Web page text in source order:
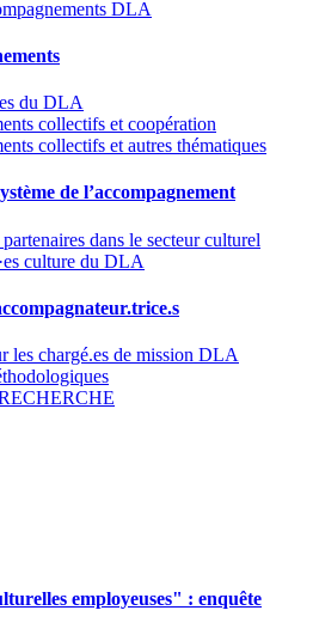
DLA
du DLA
collectifs et coopération
collectifs et autres thématiques
de l’accompagnement
dans le secteur culturel
culture du DLA
les chargé.es de mission DLA
employeuses" : enquête